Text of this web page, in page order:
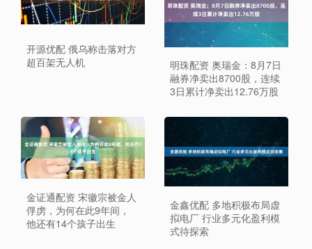
开源优配 俄乌称击落对方
超百架无人机
明珠配资 奥瑞金：8月7日
融券净卖出8700股，连续
3日累计净卖出12.76万股
金证通配资 宋徽宗被金人
俘虏，为何在此9年间，
他还有14个孩子出生
金鑫优配 多地积极布局虚
拟电厂 行业多元化盈利模
式待探索